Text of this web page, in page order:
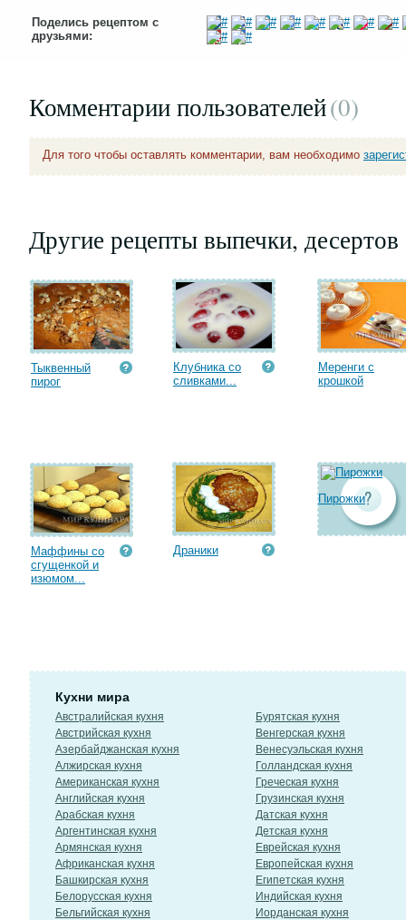
Поделись рецептом с
друзьями:
Комментарии пользователей(0)
Для того чтобы оставлять комментарии, вам необходимо
Другие рецепты выпечки, десертов
Тыквенный
пирог
Клубника со
сливками...
Меренги с
крошкой
Маффины со
сгущенкой и
изюмом...
Драники
Пирожки
Кухни мира
Австралийская кухня
Австрийская кухня
Азербайджанская кухня
Алжирская кухня
Американская кухня
Английская кухня
Арабская кухня
Аргентинская кухня
Армянская кухня
Африканская кухня
Башкирская кухня
Белорусская кухня
Бельгийская кухня
Бурятская кухня
Венгерская кухня
Венесуэльская кухня
Голландская кухня
Греческая кухня
Грузинская кухня
Датская кухня
Детская кухня
Еврейская кухня
Европейская кухня
Египетская кухня
Индийская кухня
Иорданская кухня